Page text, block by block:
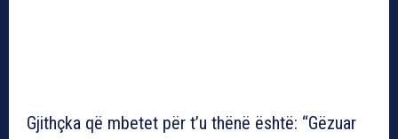
Gjithçka që mbetet për t’u thënë është: “Gëzuar